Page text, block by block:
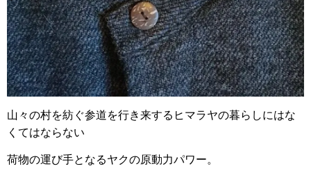
山々の村を紡ぐ参道を行き来するヒマラヤの暮らしにはな
くてはならない
荷物の運び手となるヤクの原動力パワー。